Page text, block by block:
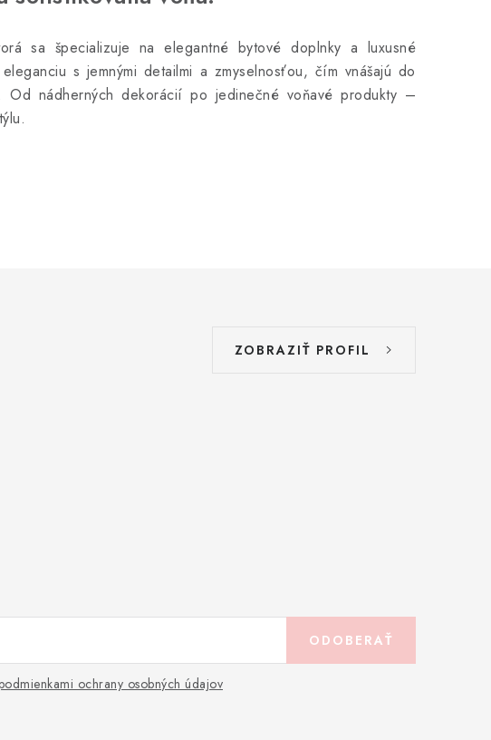
sa špecializuje na elegantné bytové doplnky a luxusné
s jemnými detailmi a zmyselnosťou, čím vnášajú do
Od nádherných dekorácií po jedinečné voňavé produkty –
ZOBRAZIŤ PROFIL
ochrany osobných údajov
ODOBERAŤ